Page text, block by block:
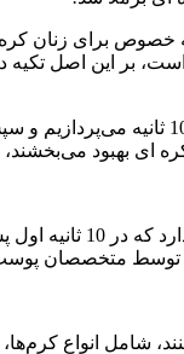
، ابتدا به توضیح دقیق
بهبود می‌بخشند،
قانون 10
متخصصان پوست